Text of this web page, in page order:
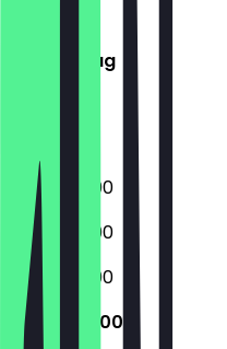
Donnerstag
07:30 - 21:00
07:30 - 21:00
07:30 - 21:00
07:30 - 21:00